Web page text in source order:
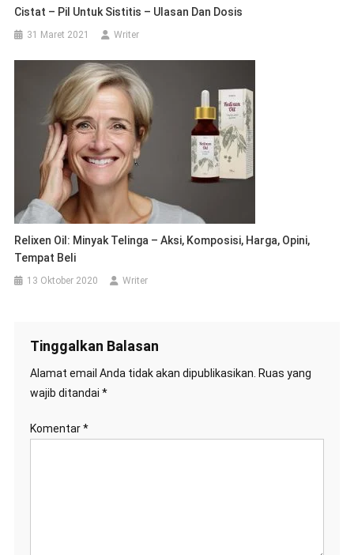
Cistat – Pil Untuk Sistitis – Ulasan Dan Dosis
31 Maret 2021 Writer
Relixen Oil: Minyak Telinga – Aksi, Komposisi, Harga, Opini,
Tempat Beli
13 Oktober 2020 Writer
Tinggalkan Balasan
Alamat email Anda tidak akan dipublikasikan. Ruas yang
wajib ditandai *
Komentar*